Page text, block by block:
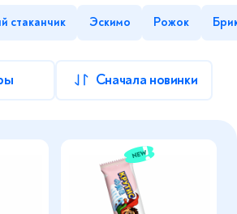
стаканчик Эскимо Рожок
Сначала новинки
вы даете согласие
обработки персональных